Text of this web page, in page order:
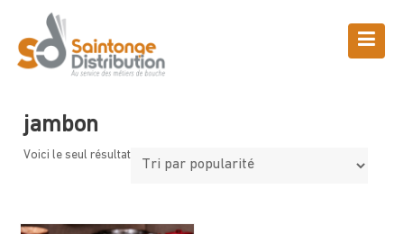
content
Boutique
jambon
Voici le seul résultat